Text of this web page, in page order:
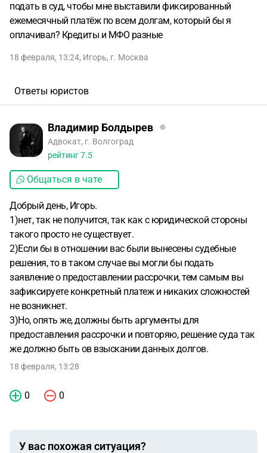
подать в суд, чтобы мне выставили фиксированный
ежемесячный платёж по всем долгам, который бы я
оплачивал? Кредиты и МФО разные
18 февраля, 13:24, Игорь, г. Москва
Ответы юристов
Владимир Болдырев
Адвокат, г. Волгоград
рейтинг7.5
Общаться в чате
Добрый день, Игорь.
1)нет, так не получится, так как с юридической стороны
такого просто не существует.
2)Если бы в отношении вас были вынесены судебные
решения, то в таком случае вы могли бы подать
заявление о предоставлении рассрочки, тем самым вы
зафиксируете конкретный платеж и никаких сложностей
не возникнет.
3)Но, опять же, должны быть аргументы для
предоставления рассрочки и повторяю, решение суда так
же должно быть ов взыскании данных долгов.
18 февраля, 13:28
0 0
У вас похожая ситуация?